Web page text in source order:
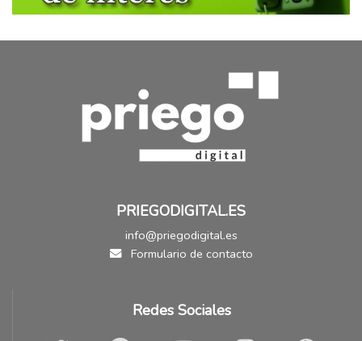
PRIEGODIGITAL.ES
info@priegodigital.es
Formulario de contacto
Redes Sociales